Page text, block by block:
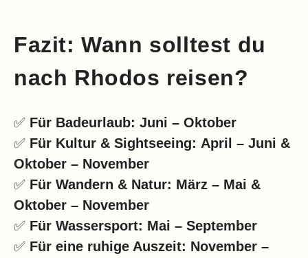
Fazit: Wann solltest du
nach Rhodos reisen?
✅ Für Badeurlaub: Juni – Oktober
✅ Für Kultur & Sightseeing: April – Juni &
Oktober – November
✅ Für Wandern & Natur: März – Mai &
Oktober – November
✅ Für Wassersport: Mai – September
✅ Für eine ruhige Auszeit: November –